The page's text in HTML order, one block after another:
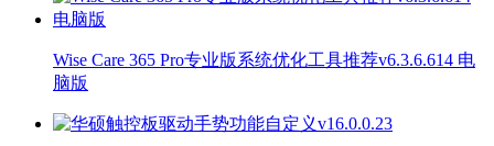
Wise Care 365 Pro专业版系统优化工具推荐v6.3.6.614 电
脑版